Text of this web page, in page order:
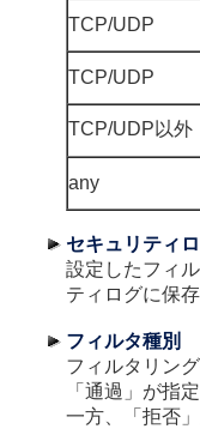
TCP/UDP
TCP/UDP
TCP/UDP以外
any
セキュリティ
設定したフィ
ティログに保
フィルタ種別
フィルタリン
「通過」が指
一方、「拒否